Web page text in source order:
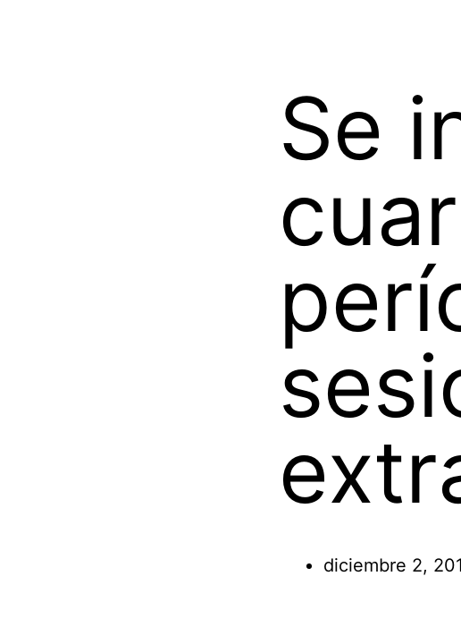
Se
diciembre 2,